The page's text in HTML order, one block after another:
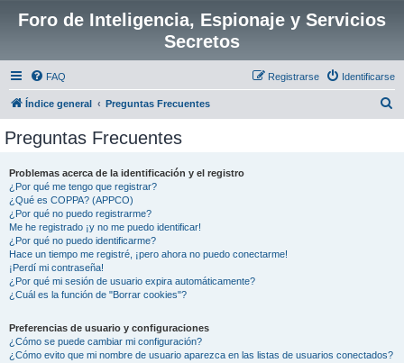
Foro de Inteligencia, Espionaje y Servicios
Secretos
FAQ Identificarse
Registrarse
Índice general Preguntas Frecuentes
Preguntas Frecuentes
Problemas acerca de la identificación y el registro
¿Por qué me tengo que registrar?
¿Qué es COPPA? (APPCO)
¿Por qué no puedo registrarme?
Me he registrado ¡y no me puedo identificar!
¿Por qué no puedo identificarme?
Hace un tiempo me registré, ¡pero ahora no puedo conectarme!
¡Perdí mi contraseña!
¿Por qué mi sesión de usuario expira automáticamente?
¿Cuál es la función de "Borrar cookies"?
Preferencias de usuario y configuraciones
¿Cómo se puede cambiar mi configuración?
¿Cómo evito que mi nombre de usuario aparezca en las listas de usuarios conectados?